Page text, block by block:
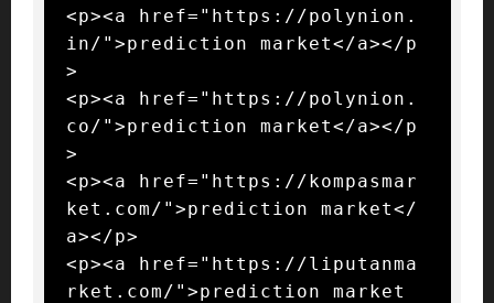
<p><a href="https://polynion.
in/">prediction market</a></p
>
<p><a href="https://polynion.
co/">prediction market</a></p
>
<p><a href="https://kompasmar
ket.com/">prediction market</
a></p>
<p><a href="https://liputanma
rket.com/">prediction market